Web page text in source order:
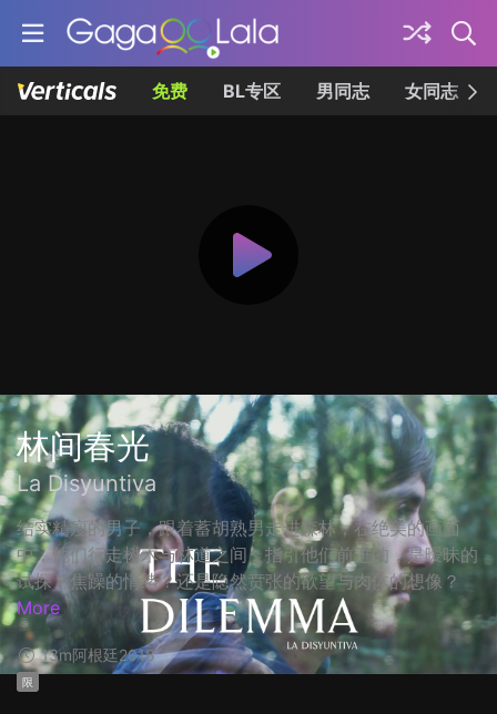
免费 BL专区 男同志 女同志
林间春光
La Disyuntiva
结实精瘦的男子，跟着蓄胡熟男走进森林，在绝美的画面
中，他们行走树木与林道之间，指引他们前进的，是暧昧的
试探？焦躁的情绪？还是隐然贲张的欲望与肉体的想像？
More
13m阿根廷2018
限